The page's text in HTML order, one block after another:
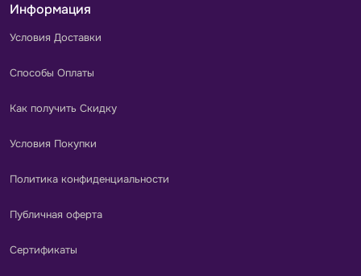
Информация
Условия Доставки
Способы Оплаты
Как получить Скидку
Условия Покупки
Политика конфиденциальности
Публичная оферта
Сертификаты